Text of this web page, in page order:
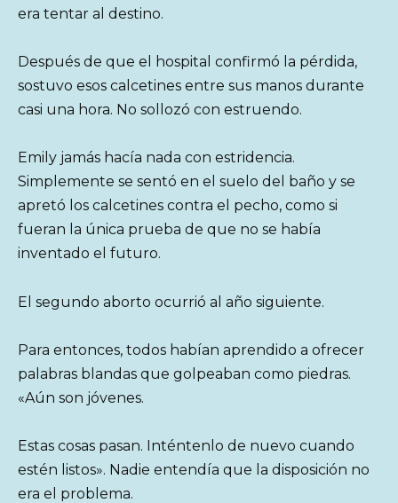
era tentar al destino.
Después de que el hospital confirmó la pérdida,
sostuvo esos calcetines entre sus manos durante
casi una hora. No sollozó con estruendo.
Emily jamás hacía nada con estridencia.
Simplemente se sentó en el suelo del baño y se
apretó los calcetines contra el pecho, como si
fueran la única prueba de que no se había
inventado el futuro.
El segundo aborto ocurrió al año siguiente.
Para entonces, todos habían aprendido a ofrecer
palabras blandas que golpeaban como piedras.
«Aún son jóvenes.
Estas cosas pasan. Inténtenlo de nuevo cuando
estén listos». Nadie entendía que la disposición no
era el problema.